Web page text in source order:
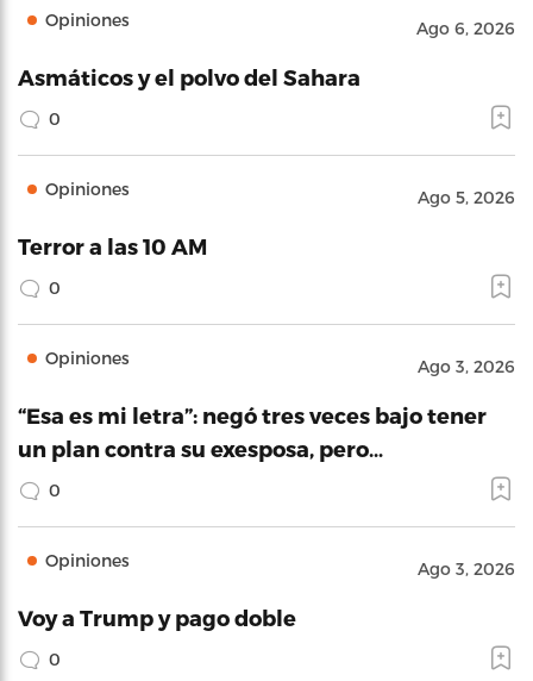
Opiniones Ago 6, 2026
Asmáticos y el polvo del Sahara
0
Opiniones Ago 5, 2026
Terror a las 10 AM
0
Opiniones Ago 3, 2026
“Esa es mi letra”: negó tres veces bajo tener
un plan contra su exesposa, pero…
0
Opiniones Ago 3, 2026
Voy a Trump y pago doble
0